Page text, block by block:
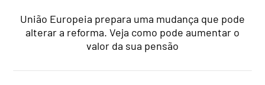
União Europeia prepara uma mudança que pode
alterar a reforma. Veja como pode aumentar o
valor da sua pensão